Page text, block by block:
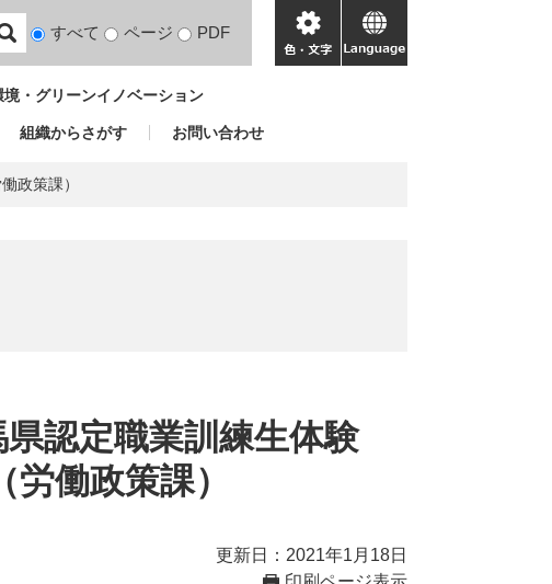
検
対
すべて ページ PDF
色・
文
language
境・グリーンイノベーション
組織からさがす お問い合わせ
政策課）
県認定職業訓練生体験
働政策課）
更新日：2021年1月18日